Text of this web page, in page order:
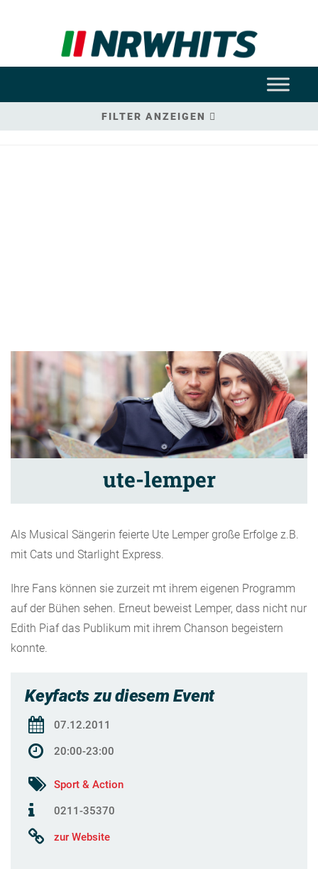
FILTER ANZEIGEN
ute-lemper
Als Musical Sängerin feierte Ute Lemper große Erfolge z.B.
mit Cats und Starlight Express.
Ihre Fans können sie zurzeit mt ihrem eigenen Programm
auf der Bühen sehen. Erneut beweist Lemper, dass nicht nur
Edith Piaf das Publikum mit ihrem Chanson begeistern
konnte.
Keyfacts zu diesem Event
07.12.2011
20:00-23:00
Sport & Action
0211-35370
zur Website